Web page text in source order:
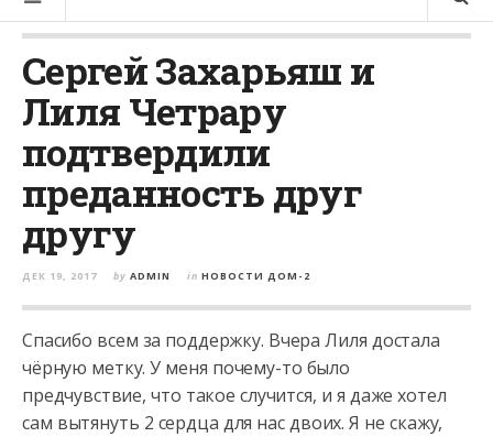
Сергей Захарьяш и
Лиля Четрару
подтвердили
преданность друг
другу
ДЕК 19, 2017 by ADMIN in НОВОСТИ ДОМ-2
Спасибо всем за поддержку. Вчера Лиля достала
чёрную метку. У меня почему-то было
предчувствие, что такое случится, и я даже хотел
сам вытянуть 2 сердца для нас двоих. Я не скажу,